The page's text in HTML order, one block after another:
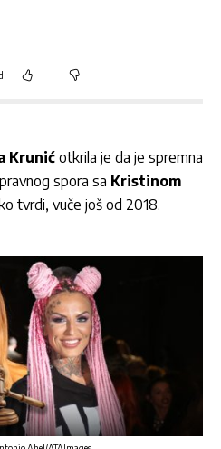
Krunić otkrila je da je spremna
spora sa Kristinom
tvrdi, vuče još od 2018.